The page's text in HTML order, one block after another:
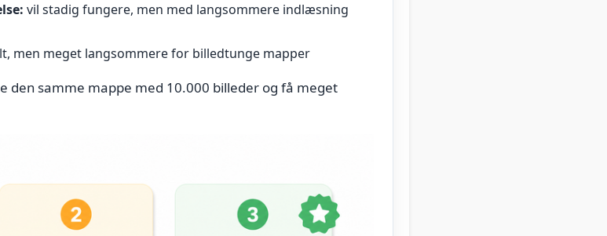
vil stadig fungere, men med langsommere indlæsning
men meget langsommere for billedtunge mapper
den samme mappe med 10.000 billeder og få meget